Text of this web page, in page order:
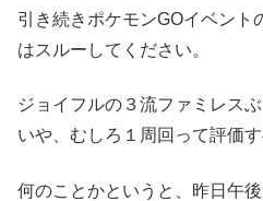
引き続きポケモンGOイベント
はスルーしてください。
ジョイフルの３流ファミレス
いや、むしろ１周回って評価
何のことかというと、昨日午